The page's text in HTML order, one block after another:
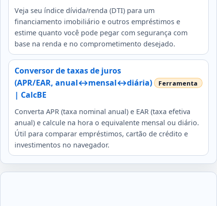
Veja seu índice dívida/renda (DTI) para um
financiamento imobiliário e outros empréstimos e
estime quanto você pode pegar com segurança com
base na renda e no comprometimento desejado.
Conversor de taxas de juros
(APR/EAR, anual↔mensal↔diária)
| CalcBE
Converta APR (taxa nominal anual) e EAR (taxa efetiva
anual) e calcule na hora o equivalente mensal ou diário.
Útil para comparar empréstimos, cartão de crédito e
investimentos no navegador.